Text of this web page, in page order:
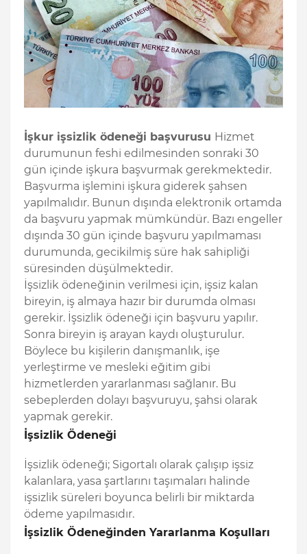
İşkur işsizlik ödeneği başvurusu Hizmet
durumunun feshi edilmesinden sonraki 30
gün içinde işkura başvurmak gerekmektedir.
Başvurma işlemini işkura giderek şahsen
yapılmalıdır. Bunun dışında elektronik ortamda
da başvuru yapmak mümkündür. Bazı engeller
dışında 30 gün içinde başvuru yapılmaması
durumunda, gecikilmiş süre hak sahipliği
süresinden düşülmektedir.
İşsizlik ödeneğinin verilmesi için, işsiz kalan
bireyin, iş almaya hazır bir durumda olması
gerekir. İşsizlik ödeneği için başvuru yapılır.
Sonra bireyin iş arayan kaydı oluşturulur.
Böylece bu kişilerin danışmanlık, işe
yerleştirme ve mesleki eğitim gibi
hizmetlerden yararlanması sağlanır. Bu
sebeplerden dolayı başvuruyu, şahsi olarak
yapmak gerekir.
İşsizlik Ödeneği
İşsizlik ödeneği; Sigortalı olarak çalışıp işsiz
kalanlara, yasa şartlarını taşımaları halinde
işsizlik süreleri boyunca belirli bir miktarda
ödeme yapılmasıdır.
İşsizlik Ödeneğinden Yararlanma Koşulları